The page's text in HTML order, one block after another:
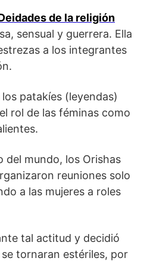
de la religión
sensual y guerrera. Ella
a los integrantes
patakíes (leyendas)
rol de las féminas como
del mundo, los Orishas
reuniones solo
a las mujeres a roles
tal actitud y decidió
tornaran estériles, por